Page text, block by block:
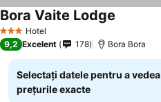
3 SteleHotel
Bora Vaite Lodge
9,2 Excelent 178 Bora Bora
Selectați datele pentru a vedea
prețurile exacte